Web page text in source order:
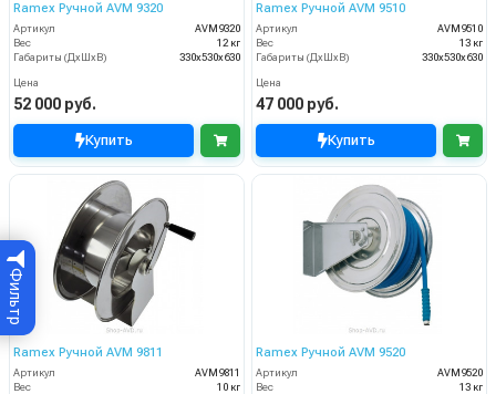
Фильтр
Ramex Ручной AVM 9320
Артикул
AVM9320
Вес
12 кг
Габариты (ДхШхВ)
330x530x630
Цена
52 000 руб.
Купить
Ramex Ручной AVM 9510
Артикул
AVM9510
Вес
13 кг
Габариты (ДхШхВ)
330x530x630
Цена
47 000 руб.
Купить
Ramex Ручной AVM 9811
Артикул
AVM9811
Вес
10 кг
Ramex Ручной AVM 9520
Артикул
AVM9520
Вес
13 кг